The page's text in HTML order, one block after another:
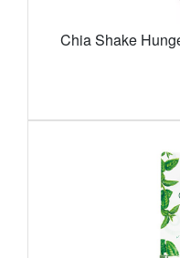
Chia Shake